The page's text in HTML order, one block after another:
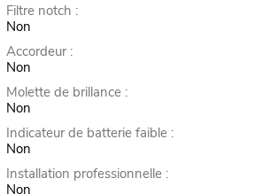
Filtre notch :
Non
Accordeur :
Non
Molette de brillance :
Non
Indicateur de batterie faible :
Non
Installation professionnelle :
Non